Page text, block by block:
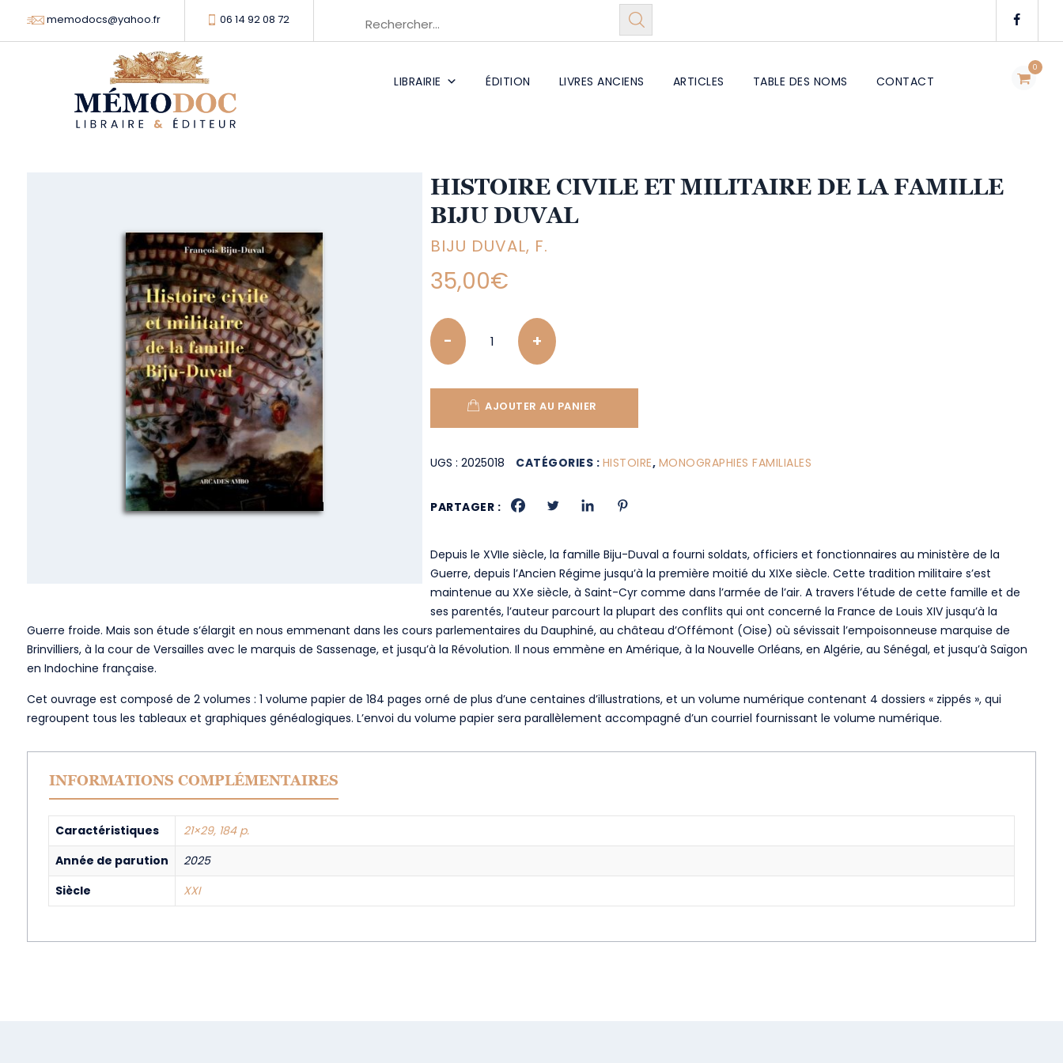
memodocs@yahoo.fr 06 14 92 08 72
0
LIBRAIRIE ÉDITION LIVRES ANCIENS ARTICLES TABLE DES NOMS CONTACT
HISTOIRE CIVILE ET MILITAIRE DE LA FAMILLE
BIJU DUVAL
BIJU DUVAL, F.
35,00€
Quantity
AJOUTER AU PANIER
UGS :2025018 CATÉGORIES : HISTOIRE, MONOGRAPHIES FAMILIALES
PARTAGER :
Depuis le XVIIe siècle, la famille Biju-Duval a fourni soldats, officiers et fonctionnaires au ministère de la
Guerre, depuis l’Ancien Régime jusqu’à la première moitié du XIXe siècle. Cette tradition militaire s’est
maintenue au XXe siècle, à Saint-Cyr comme dans l’armée de l’air. A travers l’étude de cette famille et de
ses parentés, l’auteur parcourt la plupart des conflits qui ont concerné la France de Louis XIV jusqu’à la
Guerre froide. Mais son étude s’élargit en nous emmenant dans les cours parlementaires du Dauphiné, au château d’Offémont (Oise) où sévissait l’empoisonneuse marquise de
Brinvilliers, à la cour de Versailles avec le marquis de Sassenage, et jusqu’à la Révolution. Il nous emmène en Amérique, à la Nouvelle Orléans, en Algérie, au Sénégal, et jusqu’à Saïgon
en Indochine française.
Cet ouvrage est composé de 2 volumes : 1 volume papier de 184 pages orné de plus d’une centaines d’illustrations, et un volume numérique contenant 4 dossiers « zippés », qui
regroupent tous les tableaux et graphiques généalogiques. L’envoi du volume papier sera parallèlement accompagné d’un courriel fournissant le volume numérique.
INFORMATIONS COMPLÉMENTAIRES
Caractéristiques
21×29, 184 p.
Année de parution
2025
Siècle
XXI